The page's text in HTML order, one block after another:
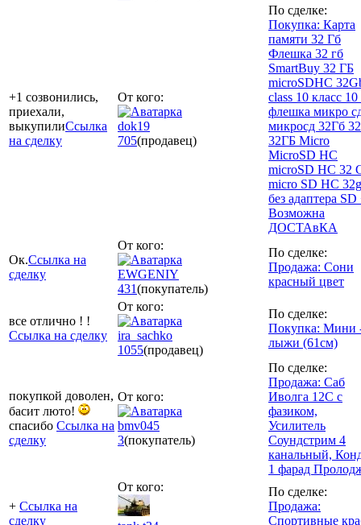
+1 созвонились,
приехали,
выкупилиСсылка
на сделку
От кого:
dok19
705(продавец)
По сделке:
Покупка: Карта
памяти 32 Гб
Флешка 32 гб
SmartBuy 32 ГБ
microSDHC
class 10 класс 10
флешка микро
микросд 32Гб
32ГБ Micro
MicroSD HC
microSD HC 32
micro SD HC
без адаптера SD
Возможна
ДОСТАвКА
Ок.Ссылка на
сделку
От кого:
EWGENIY
431(покупатель)
По сделке:
Продажа: Сони
красный цвет
все отлично ! !
Ссылка на сделку
От кого:
ira_sachko
1055(продавец)
По сделке:
Покупка: Мини
лыжи (61см)
покупкой доволен,
басит люто!
спасибо Ссылка на
сделку
От кого:
bmv045
3(покупатель)
По сделке:
Продажа: Саб
Иволга 12С с
фазиком,
Усилитель
Соундстрим 4
канальный,
1 фарад
+ Ссылка на
сделку
От кого:
По сделке:
Продажа:
Спортивные